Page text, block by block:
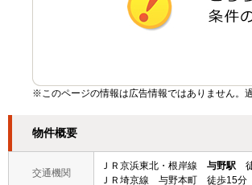
※このページの情報は広告情報ではありません。
物件概要
交通機関
ＪＲ京浜東北・根岸線 与野駅
ＪＲ埼京線 与野本町 徒歩15分